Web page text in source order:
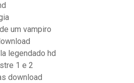
um vampiro
legendado hd
1 e 2
download